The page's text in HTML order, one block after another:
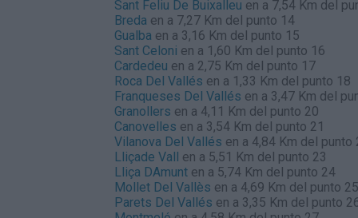
Sant Feliu De Buixalleu en a 7,54 Km del
Breda en a 7,27 Km del punto 14
Gualba en a 3,16 Km del punto 15
Sant Celoni en a 1,60 Km del punto 16
Cardedeu en a 2,75 Km del punto 17
Roca Del Vallés en a 1,33 Km del punto 18
Franqueses Del Vallés en a 3,47 Km del
Granollers en a 4,11 Km del punto 20
Canovelles en a 3,54 Km del punto 21
Vilanova Del Vallés en a 4,84 Km del punto
Lliçade Vall en a 5,51 Km del punto 23
Lliça DAmunt en a 5,74 Km del punto 24
Mollet Del Vallès en a 4,69 Km del punto 25
Parets Del Vallés en a 3,35 Km del punto